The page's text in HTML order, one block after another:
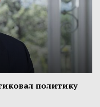
политику